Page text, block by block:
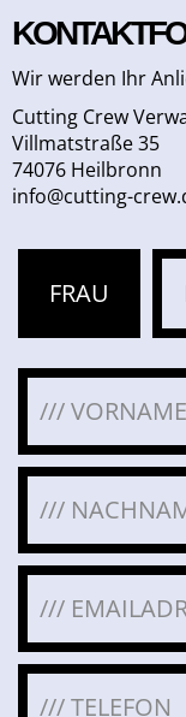
Wir werden Ihr
Cutting Crew
Villmatstraße 35
74076 Heilbronn
info@cutting-
FRAU